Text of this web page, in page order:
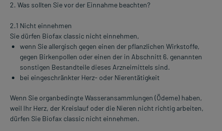
2. Was sollten Sie vor der Einnahme beachten?
2.1 Nicht einnehmen
Sie dürfen Biofax classic nicht einnehmen,
wenn Sie allergisch gegen einen der pflanzlichen Wirkstoffe,
gegen Birkenpollen oder einen der in Abschnitt 6. genannten
sonstigen Bestandteile dieses Arzneimittels sind.
bei eingeschränkter Herz- oder Nierentätigkeit
Wenn Sie organbedingte Wasseransammlungen (Ödeme) haben,
weil Ihr Herz, der Kreislauf oder die Nieren nicht richtig arbeiten,
dürfen Sie Biofax classic nicht einnehmen.